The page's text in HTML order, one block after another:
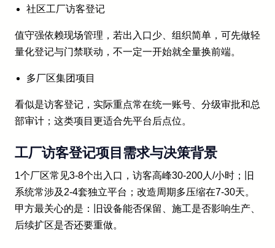
社区工厂访客登记
值守强依赖现场管理，若出入口少、组织简单，可先做轻
量化登记与门禁联动，不一定一开始就全量换前端。
多厂区集团项目
看似是访客登记，实际重点常在统一账号、分级审批和总
部审计；这类项目更适合先平台后点位。
工厂访客登记项目需求与决策背景
1个厂区常见3-8个出入口，访客高峰30-200人/小时；旧
系统常涉及2-4套独立平台；改造周期多压缩在7-30天。
甲方最关心的是：旧设备能否保留、施工是否影响生产、
后续扩区是否还要重做。